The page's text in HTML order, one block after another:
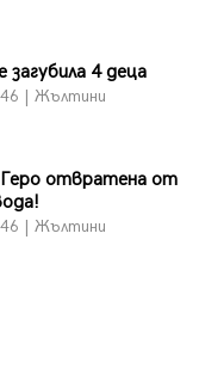
загубила 4 деца
| Жълтини
отвратена от
| Жълтини